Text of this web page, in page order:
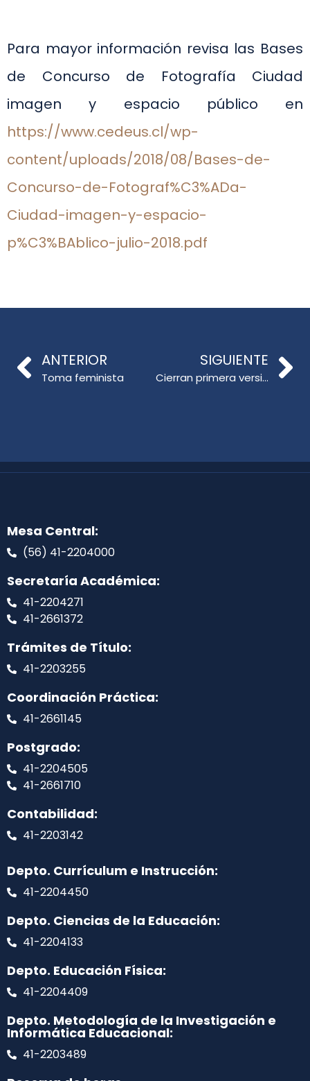
Para mayor información revisa las Bases
de Concurso de Fotografía Ciudad
imagen y espacio público en
https://www.cedeus.cl/wp-
content/uploads/2018/08/Bases-de-
Concurso-de-Fotograf%C3%ADa-
Ciudad-imagen-y-espacio-
p%C3%BAblico-julio-2018.pdf
ANTERIOR
Toma feminista
SIGUIENTE
Cierran primera versión de Diploma de Educación con perspectiva de género
Mesa Central:
(56) 41-2204000
Secretaría Académica:
41-2204271
41-2661372
Trámites de Título:
41-2203255
Coordinación Práctica:
41-2661145
Postgrado:
41-2204505
41-2661710
Contabilidad:
41-2203142
Depto. Currículum e Instrucción:
41-2204450
Depto. Ciencias de la Educación:
41-2204133
Depto. Educación Física:
41-2204409
Depto. Metodología de la Investigación e
Informática Educacional:
41-2203489